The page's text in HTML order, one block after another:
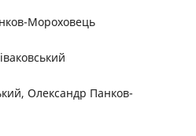
Мороховець
Олександр Панков-